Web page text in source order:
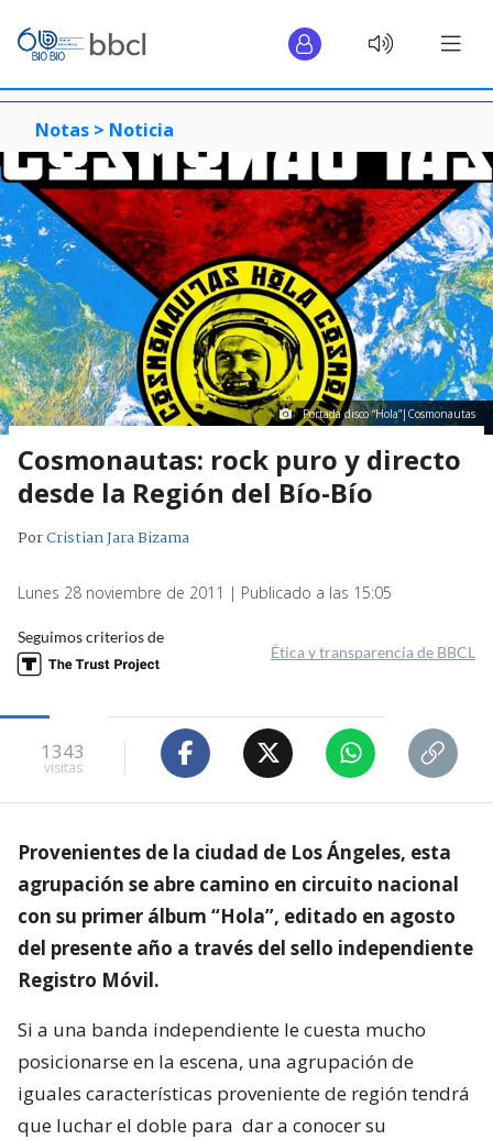
Notas > Noticia
Portada disco “Hola”|Cosmonautas
Cosmonautas: rock puro y directo
desde la Región del Bío-Bío
PorCristian Jara Bizama
Lunes 28 noviembre de 2011 | Publicado a las 15:05
Seguimos criterios de
Ética y transparencia de BBCL
1343
visitas
Provenientes de la ciudad de LosÁngeles, esta
agrupación se abre camino en circuito nacional
con su primer álbum “Hola”, editado en agosto
del presente año a través del sello independiente
Registro Móvil.
Si a una banda independiente le cuesta mucho
posicionarse en la escena, una agrupación de
iguales características proveniente de región tendrá
que luchar el doble para dar a conocer su